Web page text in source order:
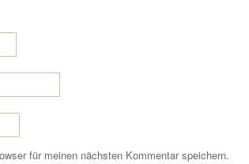
für meinen nächsten Kommentar speichern.